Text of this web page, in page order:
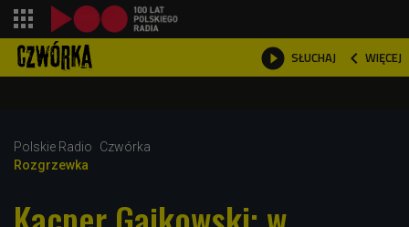
 SŁUCHAJ  WIĘCEJ

Polskie Radio
Czwórka
Rozgrzewka